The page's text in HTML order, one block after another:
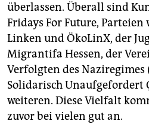
überlassen. Überall sind
Fridays For Future, Parteien
Linken und ÖkoLinX, der
Migrantifa Hessen, der
Verfolgten des Naziregimes
Solidarisch Unaufgefordert
weiteren. Diese Vielfalt
zuvor bei vielen gut an.